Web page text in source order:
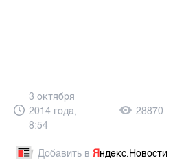
3 октября
2014 года,
8:54
28870
Добавить в Яндекс.Новости